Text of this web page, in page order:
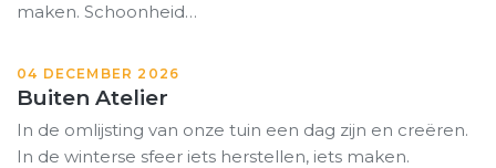
maken. Schoonheid…
04 DECEMBER 2026
Buiten Atelier
In de omlijsting van onze tuin een dag zijn en creëren.
In de winterse sfeer iets herstellen, iets maken.